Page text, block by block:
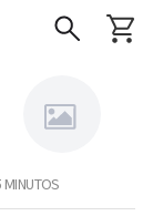
MINUTOS